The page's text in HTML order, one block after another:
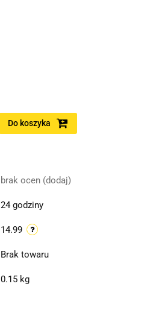
Do koszyka
brak ocen (dodaj)
24 godziny
14.99
Brak towaru
0.15 kg